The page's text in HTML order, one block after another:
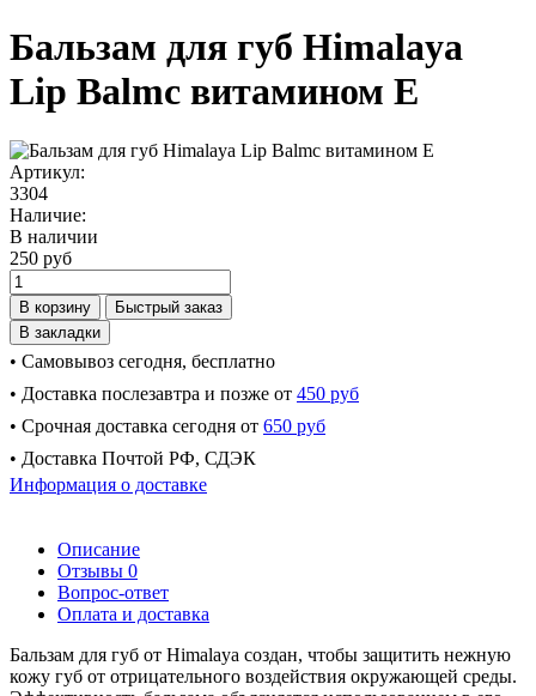
Бальзам для губ Himalaya
Lip Balmс витамином Е
Артикул:
3304
Наличие:
В наличии
250 руб
В корзину
Быстрый заказ
В закладки
• Самовывоз сегодня, бесплатно
• Доставка послезавтра и позже от 450 руб
• Срочная доставка сегодня от 650 руб
• Доставка Почтой РФ, СДЭК
Информация о доставке
Описание
Отзывы 0
Вопрос-ответ
Оплата и доставка
Бальзам для губ от Himalaya создан, чтобы защитить нежную
кожу губ от отрицательного воздействия окружающей среды.